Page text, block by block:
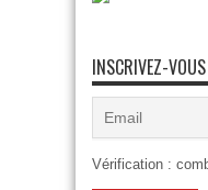
INSCRIVEZ-
Vérification :